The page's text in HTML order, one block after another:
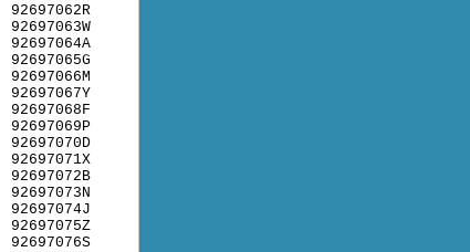
92697062R
92697063W
92697064A
92697065G
92697066M
92697067Y
92697068F
92697069P
92697070D
92697071X
92697072B
92697073N
92697074J
92697075Z
92697076S